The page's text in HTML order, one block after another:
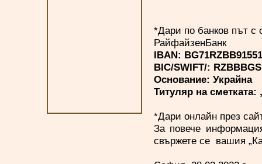
*Дари по банков път с
РайфайзенБанк
IBAN:
BIC/SWIFT/:
Основание: Украйна
Титуляр на сметката:
*Дари онлайн през
За повече
свържете се вашия